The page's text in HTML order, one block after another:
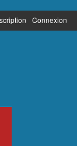
Connexion